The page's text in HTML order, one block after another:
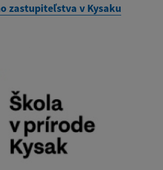
zastupiteľstva v Kysaku